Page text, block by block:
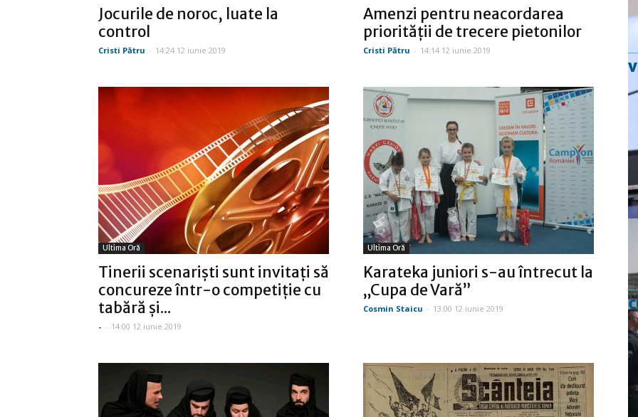
Jocurile de noroc, luate la
control
Cristi Pătru - 14:24 12 iunie 2019
Amenzi pentru neacordarea
priorităţii de trecere pietonilor
Cristi Pătru - 14:14 12 iunie 2019
Ultima Oră
Tinerii scenarişti sunt invitaţi să
concureze într-o competiţie cu
tabără şi...
- - 14:00 12 iunie 2019
Ultima Oră
Karateka juniori s-au întrecut la
„Cupa de Vară”
Cosmin Staicu - 13:00 12 iunie 2019